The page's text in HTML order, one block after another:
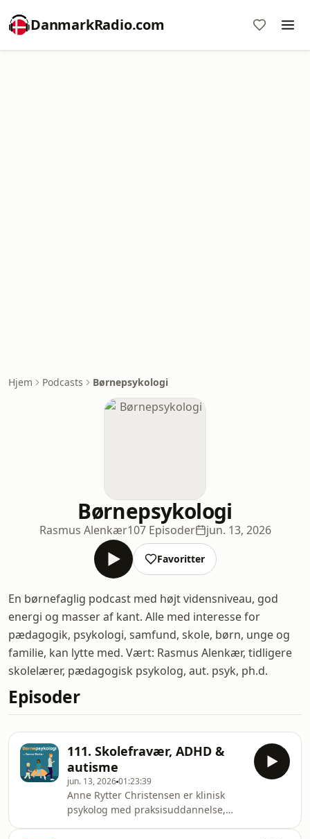
DanmarkRadio.com
Hjem Podcasts Børnepsykologi
Børnepsykologi
Rasmus Alenkær107 Episoder jun. 13, 2026
Favoritter
En børnefaglig podcast med højt vidensniveau, god
energi og masser af kant. Alle med interesse for
pædagogik, psykologi, samfund, skole, børn, unge og
familie, kan lytte med. Vært: Rasmus Alenkær, tidligere
skolelærer, pædagogisk psykolog, aut. psyk, ph.d.
Episoder
111. Skolefravær, ADHD &
autisme
jun. 13, 202601:23:39
Anne Rytter Christensen er klinisk
psykolog med praksisuddannelse,